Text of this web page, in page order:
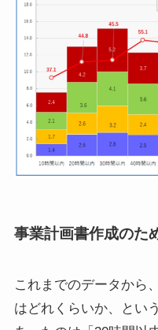
事業計画書作成のた
これまでのデータから
はどれくらいか、とい